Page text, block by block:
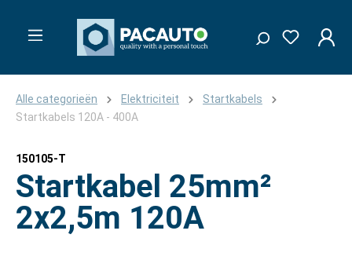
Alle categorieën Elektriciteit
Startkabels
Startkabels 120A - 400A
150105-T
Startkabel 25mm²
2x2,5m 120A